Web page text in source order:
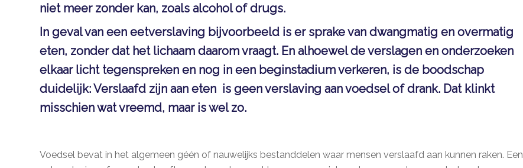
niet meer zonder kan, zoals alcohol of drugs.
In geval van een eetverslaving bijvoorbeeld is er sprake van dwangmatig en overmatig
eten, zonder dat het lichaam daarom vraagt. En alhoewel de verslagen en onderzoeken
elkaar licht tegenspreken en nog in een beginstadium verkeren, is de boodschap
duidelijk: Verslaafd zijn aan eten is geen verslaving aan voedsel of drank. Dat klinkt
misschien wat vreemd, maar is wel zo.
Voedsel bevat in het algemeen géén of nauwelijks bestanddelen waar mensen verslaafd aan kunnen raken. Een